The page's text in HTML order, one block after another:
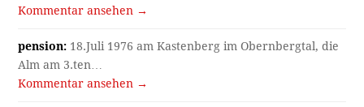
Kommentar ansehen →
pension: 18.Juli 1976 am Kastenberg im Obernbergtal, die
Alm am 3.ten…
Kommentar ansehen →